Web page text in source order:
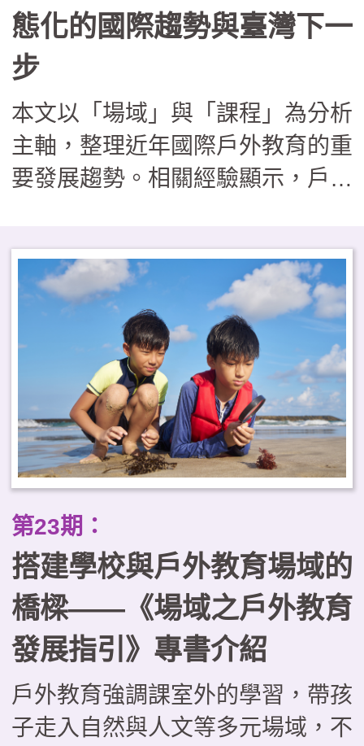
走馬看花，而是成為連結世代與地
方的溫柔路徑，讓孩子在回應社區
需求的過程中，發展出帶得走的真
實能力與生命溫度。
態化的國際趨勢與臺灣下一
步
本文以「場域」與「課程」為分析
主軸，整理近年國際戶外教育的重
要發展趨勢。相關經驗顯示，戶外
課程內涵則從知識導向，擴展至兼
顧學習效益與健康福祉，並強調與
地方建立關係及課程治理的重要
性。據此，本文提出臺灣推動戶外
教育常態化的三項工作重點，以可
及性為核心規劃課程地圖、建構跨
域合作的學習生態系，以及以優質
化原則確保課程品質。
第23期：
搭建學校與戶外教育場域的
橋樑——《場域之戶外教育
發展指引》專書介紹
戶外教育強調課室外的學習，帶孩
子走入自然與人文等多元場域，不